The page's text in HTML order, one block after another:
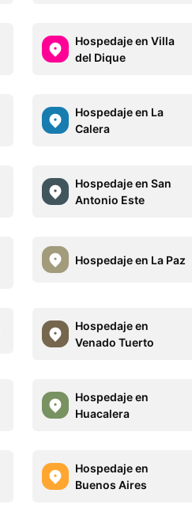
Hospedaje en Villa
del Dique
Hospedaje en La
Calera
Hospedaje en San
Antonio Este
Hospedaje en La Paz
Hospedaje en
Venado Tuerto
Hospedaje en
Huacalera
Hospedaje en
Buenos Aires